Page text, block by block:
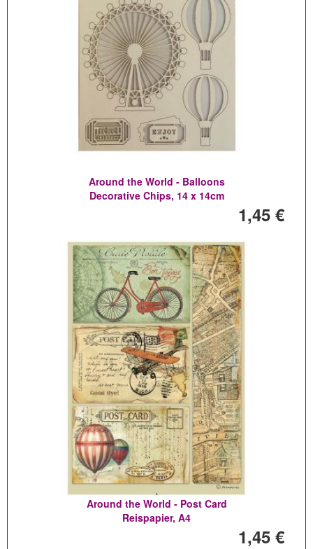
Around the World - Balloons
Decorative Chips, 14 x 14cm
1,45 €
Around the World - Post Card
Reispapier, A4
1,45 €